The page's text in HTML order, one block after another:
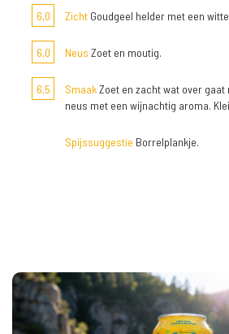
6,0
Zicht Goudgeel helder met een
6,0 Neus Zoet en moutig.
6,5 SmaakZoet en zacht wat over
neus met een wijnachtig aroma.
Spijssuggestie Borrelplankje.